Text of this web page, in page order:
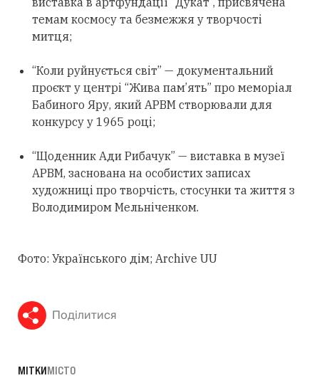
темам космосу та безмежжя у творчості
митця;
“Коли руйнується світ” — документальний
проєкт у центрі “Жива пам’ять” про меморіал
Бабиного Яру, який АРВМ створювали для
конкурсу у 1965 році;
“Щоденник Ади Рибачук” — виставка в музеї
АРВМ, заснована на особистих записах
художниці про творчість, стосунки та життя з
Володимиром Мельніченком.
Фото: Українського дім; Archive UU
Поділитися
МІТКИМІСТО